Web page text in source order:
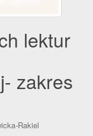
lektur
zakres
Rakiel